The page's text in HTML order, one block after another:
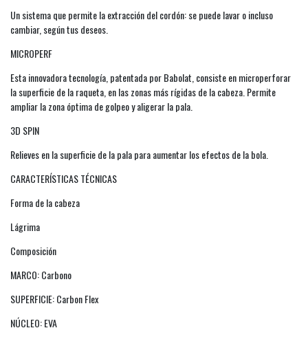
Un sistema que permite la extracción del cordón: se puede lavar o incluso
cambiar, según tus deseos.
MICROPERF
Esta innovadora tecnología, patentada por Babolat, consiste en microperforar
la superficie de la raqueta, en las zonas más rígidas de la cabeza. Permite
ampliar la zona óptima de golpeo y aligerar la pala.
3D SPIN
Relieves en la superficie de la pala para aumentar los efectos de la bola.
CARACTERÍSTICAS TÉCNICAS
Forma de la cabeza
Lágrima
Composición
MARCO: Carbono
SUPERFICIE: Carbon Flex
NÚCLEO: EVA